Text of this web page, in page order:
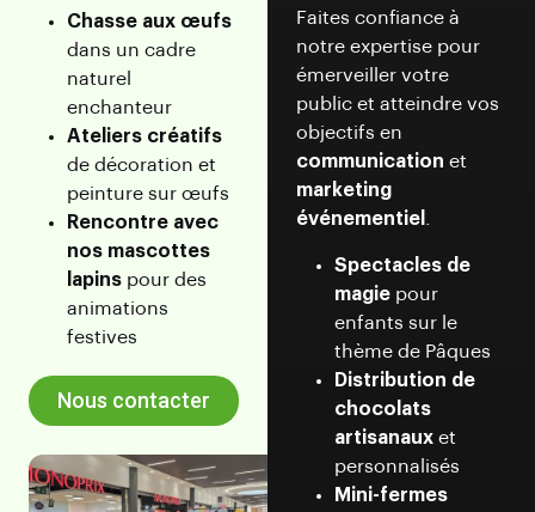
Chasse aux œufs
dans un cadre
naturel
enchanteur
Ateliers créatifs
de décoration et
peinture sur œufs
Rencontre avec
nos mascottes
lapins pour des
animations
festives
Nous contacter
Faites confiance à
notre expertise pour
émerveiller votre
public et atteindre vos
objectifs en
communication et
marketing
événementiel
Spectacles de
magie pour
enfants sur le
thème de Pâques
Distribution de
chocolats
artisanaux et
personnalisés
Mini-fermes